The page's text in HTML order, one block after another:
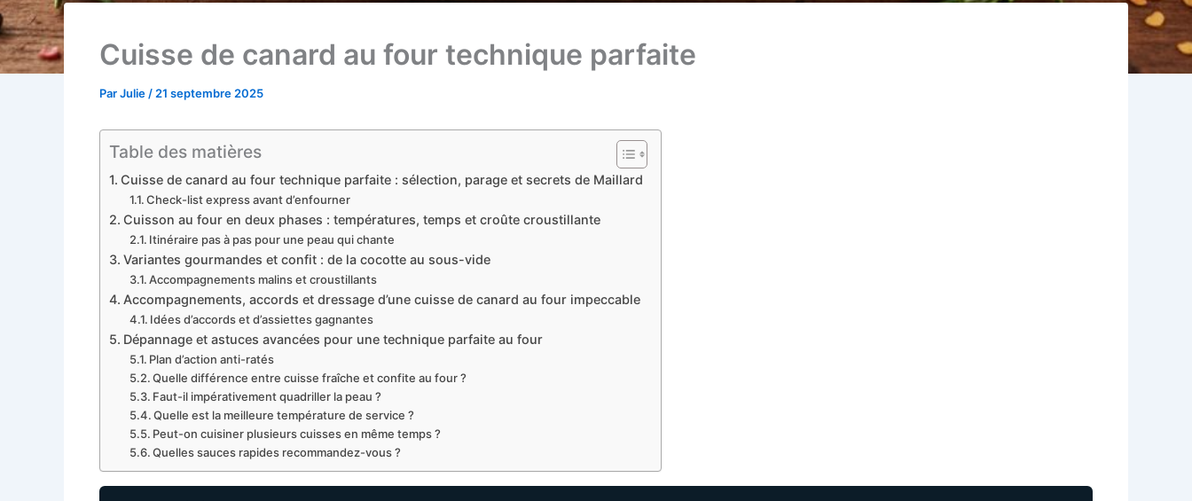
Cuisse de canard au four technique parfaite
ParJulie / 21 septembre 2025
Table des matières
Cuisse de canard au four technique parfaite : sélection, parage et secrets de Maillard
Check-list express avant d’enfourner
Cuisson au four en deux phases : températures, temps et croûte croustillante
Itinéraire pas à pas pour une peau qui chante
Variantes gourmandes et confit : de la cocotte au sous-vide
Accompagnements malins et croustillants
Accompagnements, accords et dressage d’une cuisse de canard au four impeccable
Idées d’accords et d’assiettes gagnantes
Dépannage et astuces avancées pour une technique parfaite au four
Plan d’action anti-ratés
Quelle différence entre cuisse fraîche et confite au four ?
Faut-il impérativement quadriller la peau ?
Quelle est la meilleure température de service ?
Peut-on cuisiner plusieurs cuisses en même temps ?
Quelles sauces rapides recommandez-vous ?